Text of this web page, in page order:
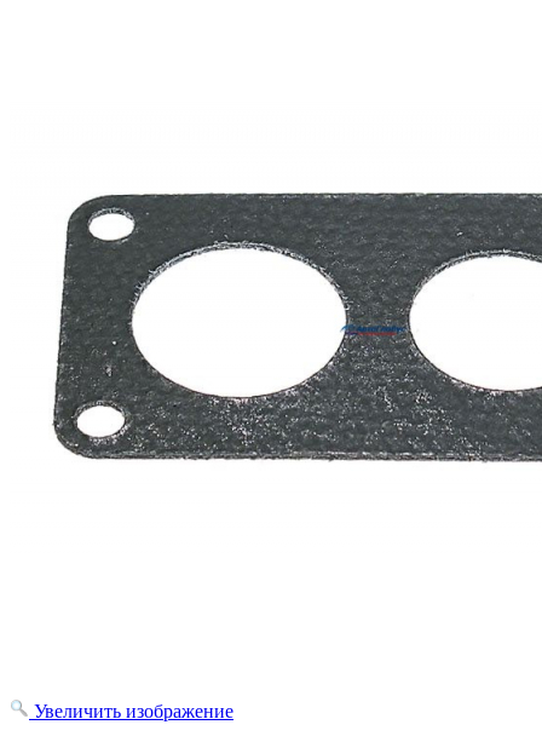
Увеличить изображение